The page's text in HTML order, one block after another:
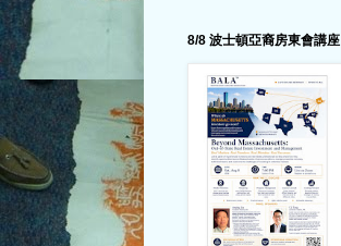
8/8 波士頓亞裔房東會講座